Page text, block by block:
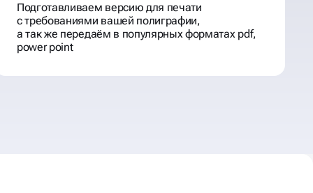
Подготавливаем версию для печати
с требованиями вашей полиграфии,
а так же передаём в популярных форматах pdf,
power point